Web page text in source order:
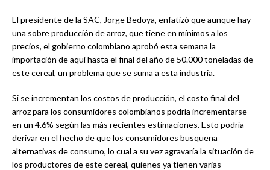
El presidente de la SAC, Jorge Bedoya, enfatizó que aunque hay
una sobre producción de arroz, que tiene en mínimos a los
precios, el gobierno colombiano aprobó esta semana la
importación de aquí hasta el final del año de 50.000 toneladas de
este cereal, un problema que se suma a esta industria.
Si se incrementan los costos de producción, el costo final del
arroz para los consumidores colombianos podría incrementarse
en un 4.6% según las más recientes estimaciones. Esto podría
derivar en el hecho de que los consumidores busquena
alternativas de consumo, lo cual a su vez agravaría la situación de
los productores de este cereal, quienes ya tienen varias